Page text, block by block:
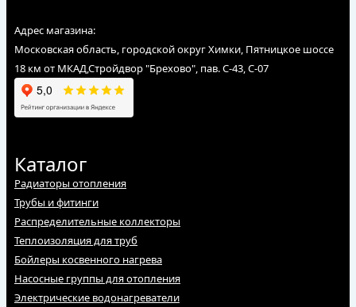
Адрес магазина:
Московская область, городской округ Химки, Пятницкое шоссе
18 км от МКАД,Стройдвор "Брехово", пав. С-43, С-07
Каталог
Радиаторы отопления
Трубы и фитинги
Распределительные коллекторы
Теплоизоляция для труб
Бойлеры косвенного нагрева
Насосные группы для отопления
Электрические водонагреватели